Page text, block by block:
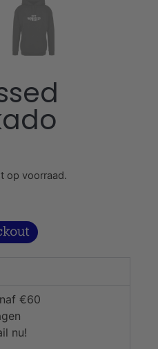
op voorraad.
€60
nu!